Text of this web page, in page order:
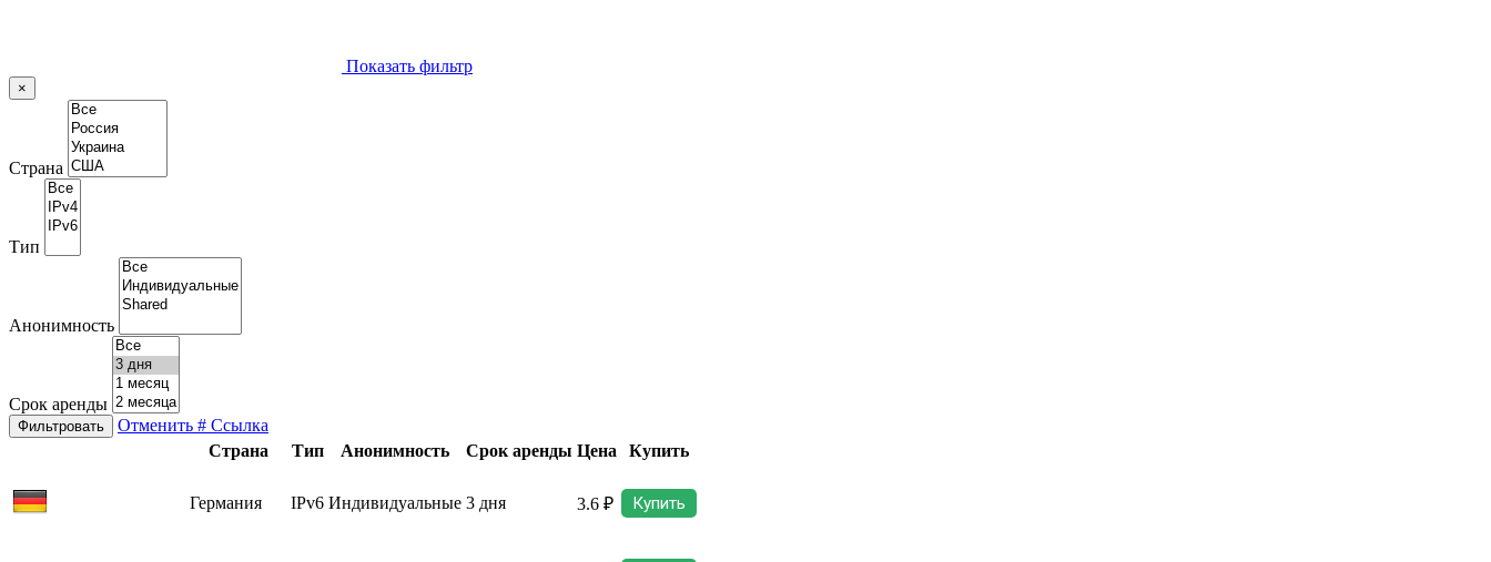
Показать фильтр
×
Страна
Тип
Анонимность
Срок аренды
Фильтровать Отменить # Ссылка
Страна
Тип Анонимность Срок аренды Цена Купить
Германия IPv6 Индивидуальные 3 дня 3.6 ₽ Купить